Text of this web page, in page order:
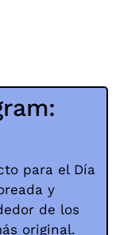
para el Día
y
de los
original.